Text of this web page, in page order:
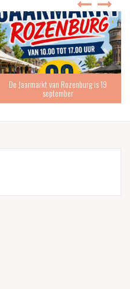
De Jaarmarkt van Rozenburg is 19
september